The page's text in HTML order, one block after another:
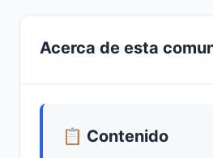
Acerca de esta
📋 Contenido